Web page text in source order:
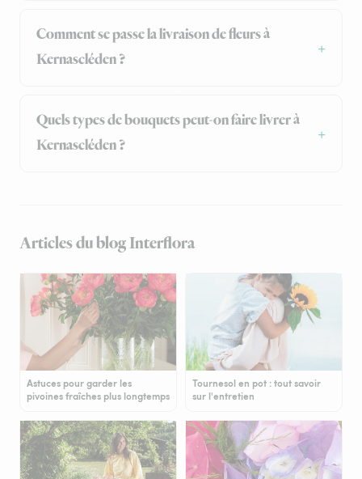
Comment se passe la livraison de fleurs à
Kernascléden ?
Quels types de bouquets peut-on faire livrer à
Kernascléden ?
Articles du blog Interflora
Astuces pour garder les
pivoines fraîches plus longtemps
Tournesol en pot : tout savoir
sur l'entretien